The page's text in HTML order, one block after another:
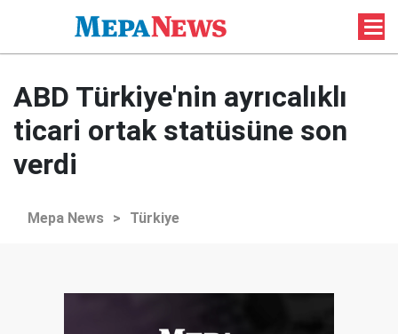
ABD Türkiye'nin ayrıcalıklı
ticari ortak statüsüne son
verdi
Mepa News > Türkiye